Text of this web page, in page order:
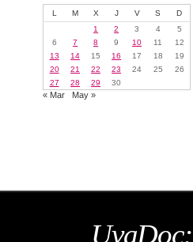
L M X J V S
D
1
2 3 4
5
6
7 8 9 10 11
12
13
14 15 16 17 18
19
20
21 22 23 24 25
26
27
28 29 30
« Mar May »
UvaDoc: